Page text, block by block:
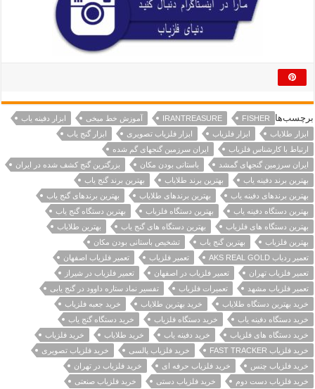
برچسب‌ها FISHER
IRANTREASURE آموزش خط میخی
ابزار دفینه یاب
ابزار طلایاب
ابزار فلزیاب ابزار فلزیاب تصویری
ابزار گنج یاب
ارتباط با کارشناس فلزیاب
ایران سرزمین گنجهای گم شده
ایران سرزمین گنجهای گمشد
باستانی بودن مکان
بزرگترین گنج کشف شده در ایران
بهترین برند دفینه یاب
بهترین برند طلایاب
بهترین برند گنج یاب
بهترین برندهای دفینه یاب
بهترین برندهای طلایاب
بهترین برندهای گنج یاب
بهترین دستگاه دفینه یاب
بهترین دستگاه فلزیاب
بهترین دستگاه گنج یاب
بهترین دستگاه های فلزیاب
بهترین دستگاه های گنج یاب
بهترین طلایاب
بهترین فلزیاب
بهترین گنج یاب
تشخیص باستانی بودن مکان
تعمیر ردیاب AKS REAL GOLD
تعمیر فلزیاب
تعمیر فلزیاب اصفهان
تعمیر فلزیاب تهران
تعمیر فلزیاب در اصفهان
تعمیر فلزیاب در شیراز
تعمیر فلزیاب مشهد
تعمیرات فلزیاب
تفسیر نماد ستاره داوود در گنج یابی
خرید بهترین دستگاه طلایاب
خرید بهترین طلایاب
خرید جعبه فلزیاب
خرید دستگاه دفینه یاب
خرید دستگاه فلزیاب
خرید دستگاه گنج یاب
خرید دستگاه های فلزیاب
خرید دفینه یاب خرید طلایاب
خرید فلزیاب
خرید فلزیاب FAST TRACKER
خرید فلزیاب پالسی
خرید فلزیاب تصویری
خرید فلزیاب چنس
خرید فلزیاب حرفه ای
خرید فلزیاب در تهران
خرید فلزیاب دست دوم
خرید فلزیاب دستی
خرید فلزیاب صنعتی